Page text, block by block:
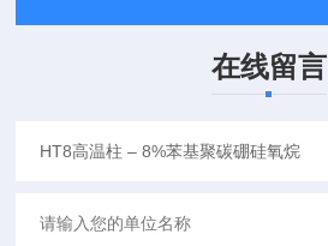
在线留言